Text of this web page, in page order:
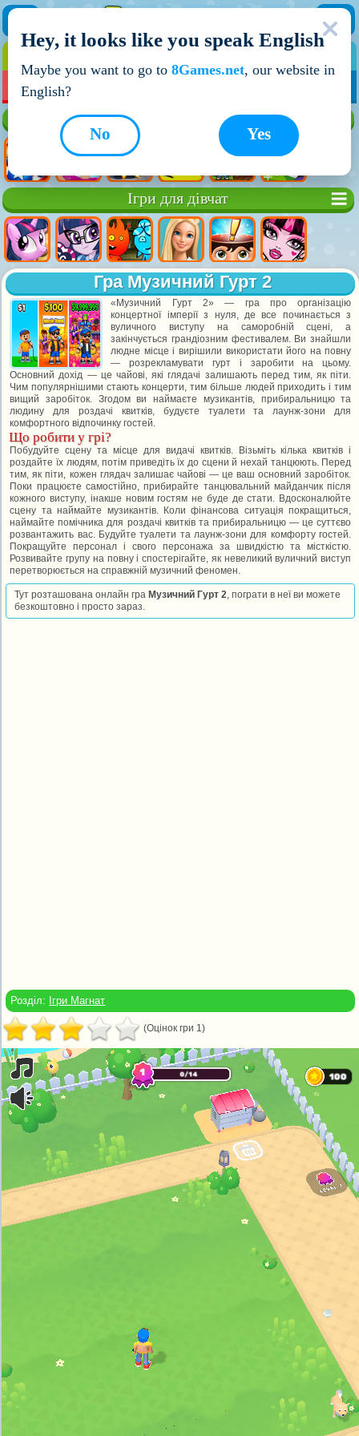
НОВІ ІГРИ
Ігри для дівчат
Гра Музичний Гурт 2
«Музичний Гурт 2» — гра про організацію
концертної імперії з нуля, де все починається з
вуличного виступу на саморобній сцені, а
закінчується грандіозним фестивалем. Ви знайшли
людне місце і вирішили використати його на повну
— розрекламувати гурт і заробити на цьому.
Основний дохід — це чайові, які глядачі залишають перед тим, як піти.
Чим популярнішими стають концерти, тим більше людей приходить і тим
вищий заробіток. Згодом ви наймаєте музикантів, прибиральницю та
людину для роздачі квитків, будуєте туалети та лаунж-зони для
комфортного відпочинку гостей.
Що робити у грі?
Побудуйте сцену та місце для видачі квитків. Візьміть кілька квитків і
роздайте їх людям, потім приведіть їх до сцени й нехай танцюють. Перед
тим, як піти, кожен глядач залишає чайові — це ваш основний заробіток.
Поки працюєте самостійно, прибирайте танцювальний майданчик після
кожного виступу, інакше новим гостям не буде де стати. Вдосконалюйте
сцену та наймайте музикантів. Коли фінансова ситуація покращиться,
наймайте помічника для роздачі квитків та прибиральницю — це суттєво
розвантажить вас. Будуйте туалети та лаунж-зони для комфорту гостей.
Покращуйте персонал і свого персонажа за швидкістю та місткістю.
Розвивайте групу на повну і спостерігайте, як невеликий вуличний виступ
перетворюється на справжній музичний феномен.
Тут розташована онлайн гра Музичний Гурт 2, пограти в неї ви можете
безкоштовно і просто зараз.
Розділ: Ігри Магнат
(Оцінок гри 1)
Hey, it looks like you speak English
Maybe you want to go to 8Games.net, our website in
English?
Yes
No